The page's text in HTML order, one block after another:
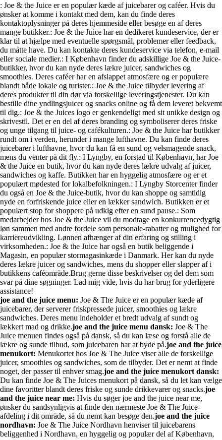
: Joe & the Juice er en populær kæde af juicebarer og caféer. Hvis du
ønsker at komme i kontakt med dem, kan du finde deres
kontaktoplysninger på deres hjemmeside eller besøge en af deres
mange butikker.: Joe & the Juice har en dedikeret kundeservice, der er
klar til at hjælpe med eventuelle spørgsmål, problemer eller feedback,
du måtte have. Du kan kontakte deres kundeservice via telefon, e-mail
eller sociale medier.: I København finder du adskillige Joe & the Juice-
butikker, hvor du kan nyde deres lækre juicer, sandwiches og
smoothies. Deres caféer har en afslappet atmosfære og er populære
blandt både lokale og turister.: Joe & the Juice tilbyder levering af
deres produkter til din dør via forskellige leveringstjenester. Du kan
bestille dine yndlingsjuicer og snacks online og få dem leveret bekvemt
til dig.: Joe & the Juices logo er genkendeligt med sit unikke design og
skrivestil. Det er en del af deres branding og symboliserer deres friske
og unge tilgang til juice- og cafékulturen.: Joe & the Juice har butikker
rundt om i verden, herunder i mange lufthavne. Du kan finde deres
juicebarer i lufthavne, hvor du kan få en sund og velsmagende snack,
mens du venter på dit fly.: I Lyngby, en forstad til København, har Joe
& the Juice en butik, hvor du kan nyde deres lækre udvalg af juicer,
sandwiches og kaffe. Butikken har en hyggelig atmosfære og er et
populært mødested for lokalbefolkningen.: I Lyngby Storcenter finder
du også en Joe & the Juice-butik, hvor du kan shoppe og samtidig
nyde en forfriskende juice eller en lækker sandwich. Butikken er et
populært stop for shoppere på udkig efter en sund pause.: Som
medarbejder hos Joe & the Juice vil du modtage en konkurrencedygtig
løn sammen med andre fordele som personale-rabatter og mulighed for
karriereudvikling. Lønnen afhænger af din erfaring og stilling i
virksomheden.: Joe & the Juice har også en butik beliggende i
Magasin, en populær stormagasinkæde i Danmark. Her kan du nyde
deres lækre juicer og sandwiches, mens du shopper eller slapper af i
butikkens caféområde.Brug gerne disse beskrivelser og del dem som
svar på dine søgninger. Lad mig vide, hvis du har brug for yderligere
assistance!
joe and the juice menu: Joe & The Juice er en populær kæde af
juicebarer, der serverer friskpressede juicer, smoothies og lækre
sandwiches. Deres menu indeholder et bredt udvalg af sundt og
lækkert mad og drikke.joe and the juice menu dansk: Joe & The
Juice menuen findes også på dansk, så du kan læse og forstå alle de
lækre og sunde tilbud, som juicebaren har at byde på.joe and the juice
menukort: Menukortet hos Joe & The Juice viser alle de forskellige
juicer, smoothies og sandwiches, som de tilbyder. Det er nemt at finde
noget, der passer til enhver smag.joe and the juice menukort dansk:
Du kan finde Joe & The Juices menukort på dansk, så du let kan vælge
dine favoritter blandt deres friske og sunde drikkevarer og snacks.joe
and the juice near me: Hvis du søger joe and the juice near me,
ønsker du sandsynligvis at finde den nærmeste Joe & The Juice-
afdeling i dit område, så du nemt kan besøge den.joe and the juice
nordhavn: Joe & The Juice Nordhavn henviser til juicebarens
beliggenhed i Nordhavn, en hyggelig og populær del af København,